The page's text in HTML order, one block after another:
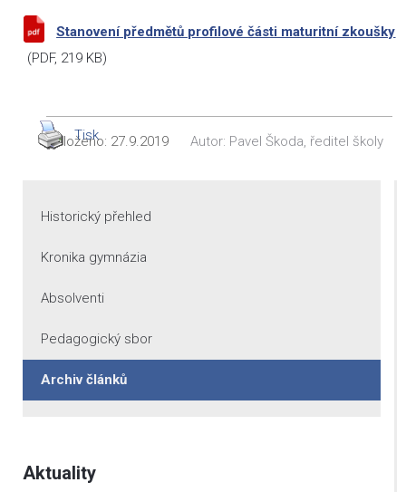
Stanovení předmětů profilové části maturitní zkoušky
(PDF, 219 KB)
Tisk
Vloženo: 27.9.2019 Autor: Pavel Škoda, ředitel školy
Historický přehled
Kronika gymnázia
Absolventi
Pedagogický sbor
Archiv článků
Aktuality